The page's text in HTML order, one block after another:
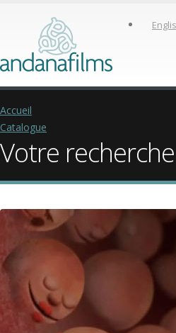
Accueil
Catalogue
Votre